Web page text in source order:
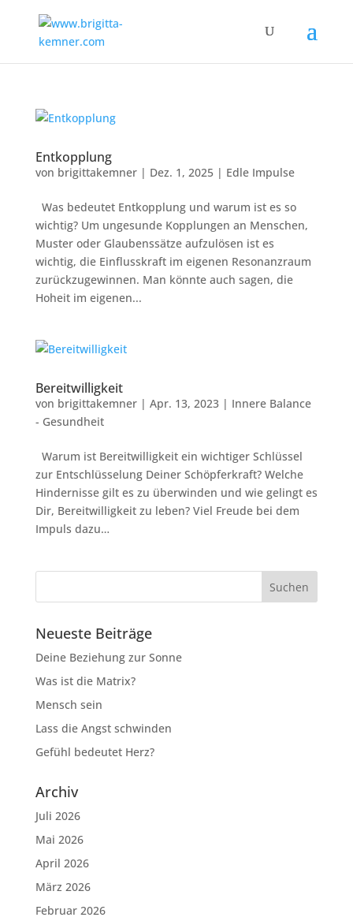
Entkopplung
von brigittakemner| Dez. 1, 2025| Edle Impulse
Was bedeutet Entkopplung und warum ist es so
wichtig? Um ungesunde Kopplungen an Menschen,
Muster oder Glaubenssätze aufzulösen ist es
wichtig, die Einflusskraft im eigenen Resonanzraum
zurückzugewinnen. Man könnte auch sagen, die
Hoheit im eigenen...
Bereitwilligkeit
von brigittakemner| Apr. 13, 2023| Innere Balance
- Gesundheit
Warum ist Bereitwilligkeit ein wichtiger Schlüssel
zur Entschlüsselung Deiner Schöpferkraft? Welche
Hindernisse gilt es zu überwinden und wie gelingt es
Dir, Bereitwilligkeit zu leben? Viel Freude bei dem
Impuls dazu…
Neueste Beiträge
Deine Beziehung zur Sonne
Was ist die Matrix?
Mensch sein
Lass die Angst schwinden
Gefühl bedeutet Herz?
Archiv
Juli 2026
Mai 2026
April 2026
März 2026
Februar 2026